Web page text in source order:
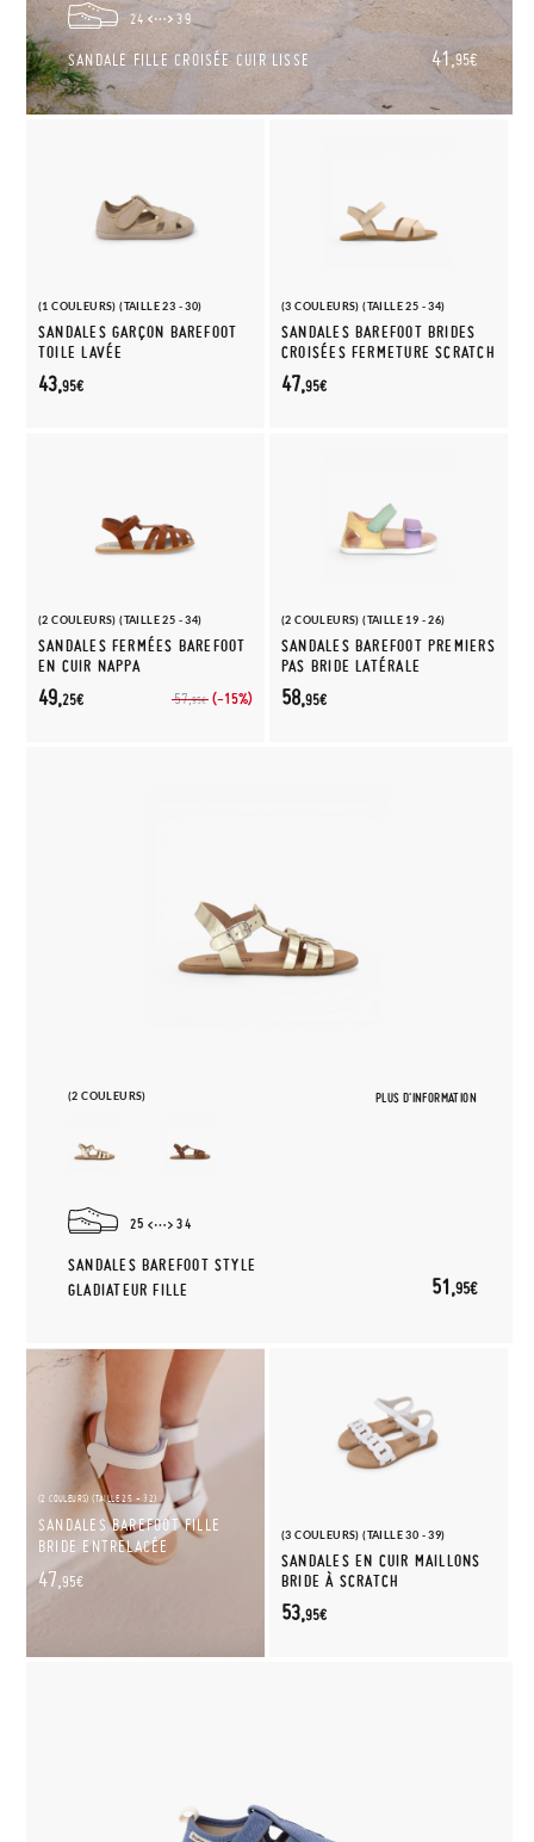
24 39
SANDALE FILLE CROISÉE CUIR LISSE 41,95€
(1 COULEURS) (TAILLE 23 - 30)
SANDALES GARÇON BAREFOOT
TOILE LAVÉE
43,95€
(3 COULEURS) (TAILLE 25 - 34)
SANDALES BAREFOOT BRIDES
CROISÉES FERMETURE SCRATCH
47,95€
(2 COULEURS) (TAILLE 25 - 34)
SANDALES FERMÉES BAREFOOT
EN CUIR NAPPA
57,95€ (-15%)
49,25€
(2 COULEURS) (TAILLE 19 - 26)
SANDALES BAREFOOT PREMIERS
PAS BRIDE LATÉRALE
58,95€
(2 COULEURS) PLUS D'INFORMATION
25 34
SANDALES BAREFOOT STYLE
GLADIATEUR FILLE
51,95€
(2 COULEURS) (TAILLE 25 - 32)
SANDALES BAREFOOT FILLE
BRIDE ENTRELACÉE
47, 95€
(3 COULEURS) (TAILLE 30 - 39)
SANDALES EN CUIR MAILLONS
BRIDE À SCRATCH
53,95€